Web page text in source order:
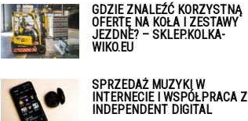
GDZIE ZNALEŹĆ KORZYSTNĄ
OFERTĘ NA KOŁA I ZESTAWY
JEZDNE? – SKLEP.KOLKA-
WIKO.EU
SPRZEDAŻ MUZYKI W
INTERNECIE I WSPÓŁPRACA Z
INDEPENDENT DIGITAL